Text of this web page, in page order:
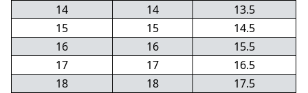
14
14
13.5
15
15
14.5
16
16
15.5
17
17
16.5
18
18
17.5